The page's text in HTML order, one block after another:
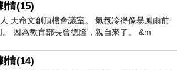
情(15)
天命文創頂樓會議室。 氣氛冷得像暴風雨前
因為教育部長曾德隆，親自來了。 &m
情(14)